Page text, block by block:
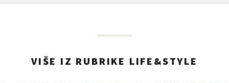
VIŠE IZ RUBRIKE LIFE&STYLE